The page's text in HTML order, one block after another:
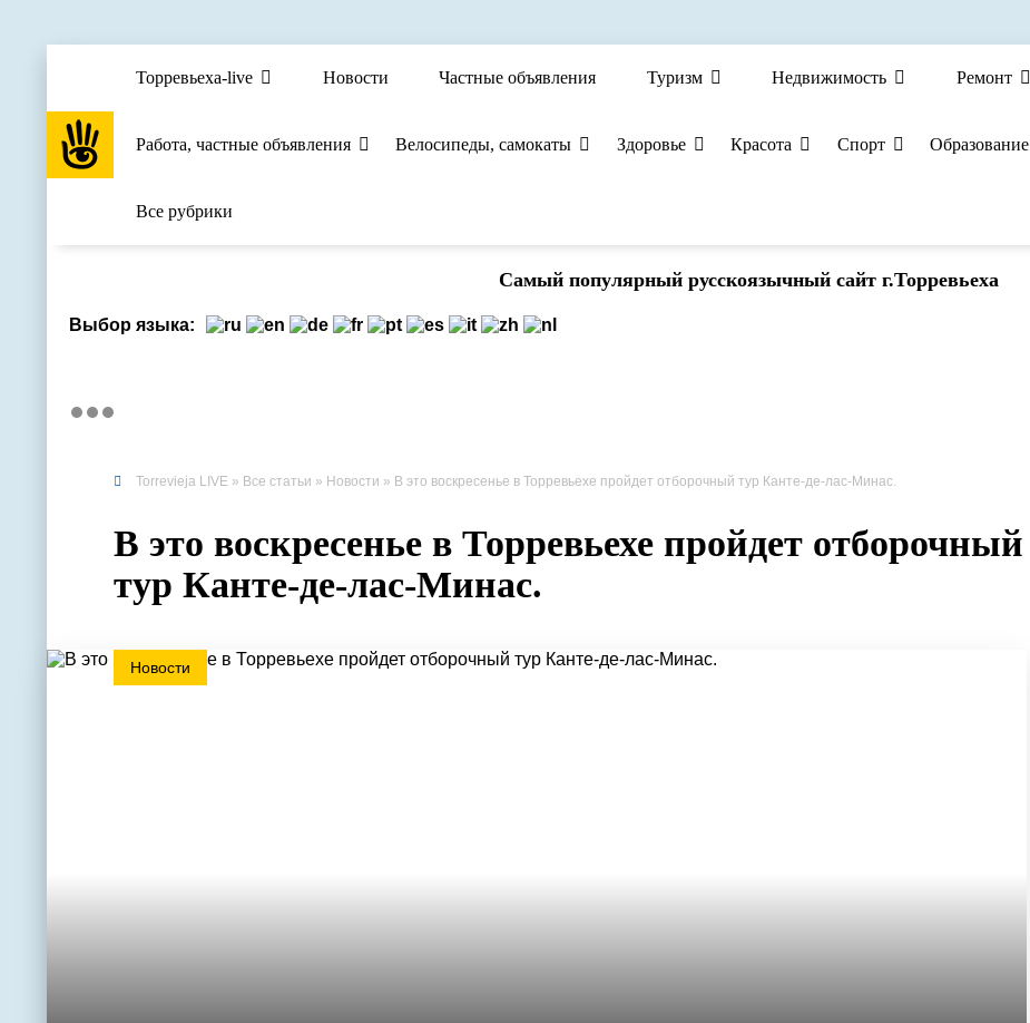
Торревьеха-live Новости Частные объявления Туризм Недвижимость Ремонт
Работа, частные объявления Велосипеды, самокаты Здоровье Красота Спорт Образование
Все рубрики
Cамый популярный русскоязычный сайт г.Торревьеха
Выбор языка:
Torrevieja LIVE » Все статьи » Новости » В это воскресенье в Торревьехе пройдет отборочный тур Канте-де-лас-Минас.
В это воскресенье в Торревьехе пройдет отборочный
тур Канте-де-лас-Минас.
Новости